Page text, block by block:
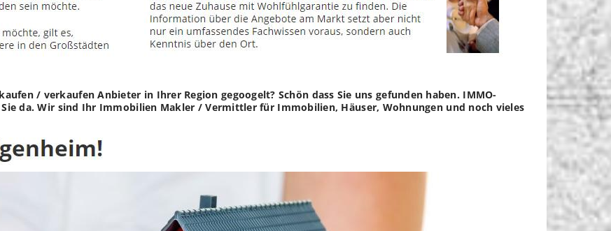
/ verkaufen Anbieter in Ihrer Region gegoogelt? Schön dass Sie uns gefunden haben. IMMO-
da. Wir sind Ihr Immobilien Makler / Vermittler für Immobilien, Häuser, Wohnungen und noch vieles